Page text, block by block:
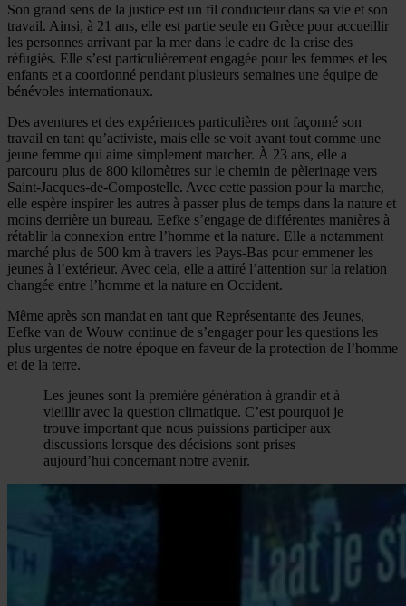
Son grand sens de la justice est un fil conducteur dans sa vie et son
travail. Ainsi, à 21 ans, elle est partie seule en Grèce pour accueillir
les personnes arrivant par la mer dans le cadre de la crise des
réfugiés. Elle s’est particulièrement engagée pour les femmes et les
enfants et a coordonné pendant plusieurs semaines une équipe de
bénévoles internationaux.
Des aventures et des expériences particulières ont façonné son
travail en tant qu’activiste, mais elle se voit avant tout comme une
jeune femme qui aime simplement marcher. À 23 ans, elle a
parcouru plus de 800 kilomètres sur le chemin de pèlerinage vers
Saint-Jacques-de-Compostelle. Avec cette passion pour la marche,
elle espère inspirer les autres à passer plus de temps dans la nature et
moins derrière un bureau. Eefke s’engage de différentes manières à
rétablir la connexion entre l’homme et la nature. Elle a notamment
marché plus de 500 km à travers les Pays-Bas pour emmener les
jeunes à l’extérieur. Avec cela, elle a attiré l’attention sur la relation
changée entre l’homme et la nature en Occident.
Même après son mandat en tant que Représentante des Jeunes,
Eefke van de Wouw continue de s’engager pour les questions les
plus urgentes de notre époque en faveur de la protection de l’homme
et de la terre.
Les jeunes sont la première génération à grandir et à
vieillir avec la question climatique. C’est pourquoi je
trouve important que nous puissions participer aux
discussions lorsque des décisions sont prises
aujourd’hui concernant notre avenir.